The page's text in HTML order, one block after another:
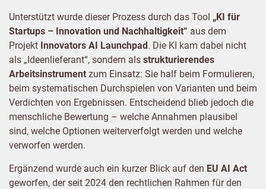
Unterstützt wurde dieser Prozess durch das Tool „KI für
Startups – Innovation und Nachhaltigkeit“ aus dem
Projekt Innovators AI Launchpad. Die KI kam dabei nicht
als „Ideenlieferant“, sondern als strukturierendes
Arbeitsinstrument zum Einsatz: Sie half beim Formulieren,
beim systematischen Durchspielen von Varianten und beim
Verdichten von Ergebnissen. Entscheidend blieb jedoch die
menschliche Bewertung – welche Annahmen plausibel
sind, welche Optionen weiterverfolgt werden und welche
verworfen werden.
Ergänzend wurde auch ein kurzer Blick auf den EU AI Act
geworfen, der seit 2024 den rechtlichen Rahmen für den